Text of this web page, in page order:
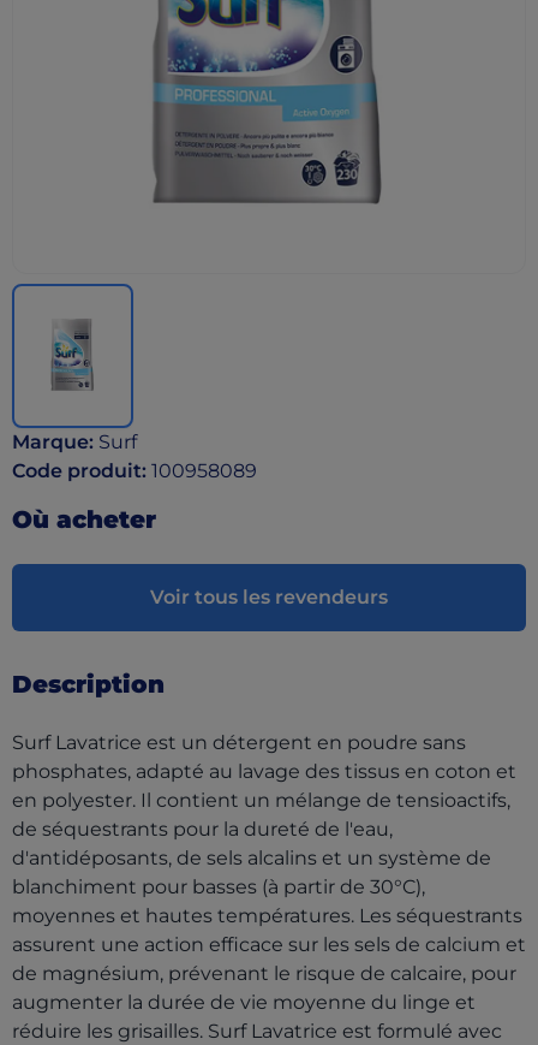
Marque: Surf
Code produit: 100958089
Où acheter
Voir tous les revendeurs
Description
Surf Lavatrice est un détergent en poudre sans
phosphates, adapté au lavage des tissus en coton et
en polyester. Il contient un mélange de tensioactifs,
de séquestrants pour la dureté de l'eau,
d'antidéposants, de sels alcalins et un système de
blanchiment pour basses (à partir de 30°C),
moyennes et hautes températures. Les séquestrants
assurent une action efficace sur les sels de calcium et
de magnésium, prévenant le risque de calcaire, pour
augmenter la durée de vie moyenne du linge et
réduire les grisailles. Surf Lavatrice est formulé avec